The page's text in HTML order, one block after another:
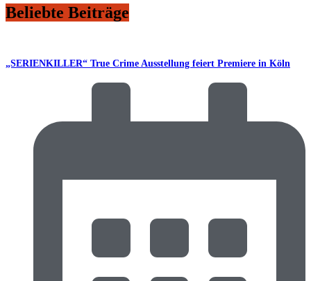
Beliebte Beiträge
„SERIENKILLER“ True Crime Ausstellung feiert Premiere in Köln